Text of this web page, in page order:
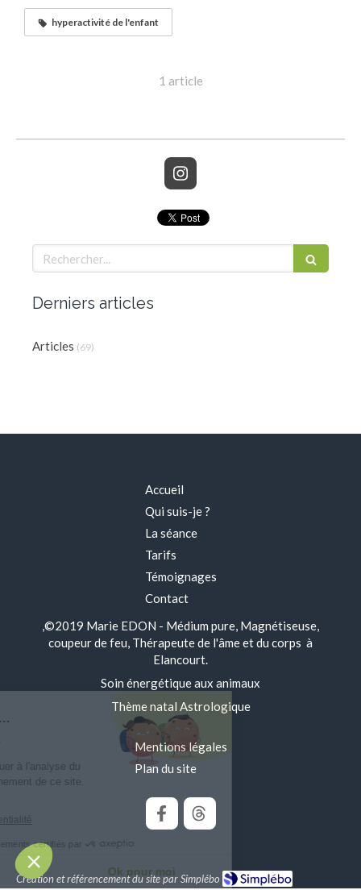
hyperactivité de l'enfant
1 article
Rechercher
Derniers articles
Articles (69)
Accueil
Qui suis-je ?
La séance
Tarifs
Témoignages
Contact
,©2019 Marie EDON - Médium pure, Magnétiseuse,
coupeur de feu, Thérapeute de l'âme et du corps à
Elancourt.
Soin énergétique aux animaux
Thème natal Astrologique
Mentions légales
Plan du site
Création et référencement du site par Simplébo
c'est nous...
rôle est de contribuer à l'analyse du
et au bon fonctionnement de ce site.
politique de confidentialité
Consentements certifiés par
Je choisis Ok pour moi